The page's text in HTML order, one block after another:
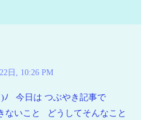
日, 10:26 PM
ﾉ 今日は つぶやき記事で
いこと どうしてそんなこと